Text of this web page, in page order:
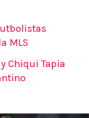
MLS
Chiqui Tapia